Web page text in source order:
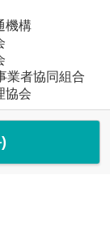
機構
業者協同組合
協会